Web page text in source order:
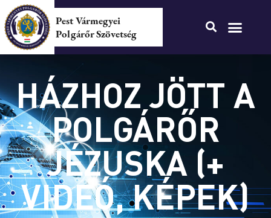
Pest Vármegyei
Polgárőr Szövetség
HÁZHOZ JÖTT A
POLGÁRŐR
JÉZUSKA (+
VIDEÓ, KÉPEK)